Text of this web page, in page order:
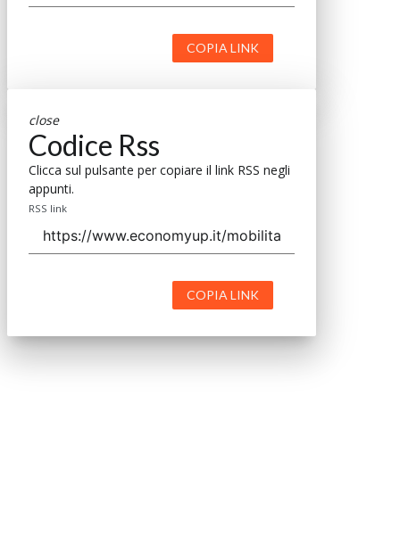
COPIA LINK
close
Codice Rss
Clicca sul pulsante per copiare il link RSS negli
appunti.
RSS link
COPIA LINK